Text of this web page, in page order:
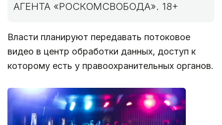
АГЕНТА «РОСКОМСВОБОДА». 18+
Власти планируют передавать потоковое
видео в центр обработки данных, доступ к
которому есть у правоохранительных органов.